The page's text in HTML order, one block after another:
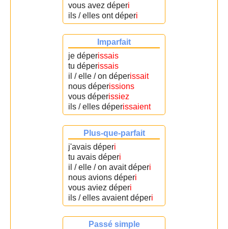
vous avez déperi
ils / elles ont déperi
Imparfait
je déperissais
tu déperissais
il / elle / on déperissait
nous déperissions
vous déperissiez
ils / elles déperissaient
Plus-que-parfait
j'avais déperi
tu avais déperi
il / elle / on avait déperi
nous avions déperi
vous aviez déperi
ils / elles avaient déperi
Passé simple